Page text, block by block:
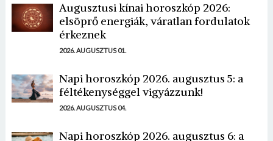
Augusztusi kínai horoszkóp 2026:
elsöprő energiák, váratlan fordulatok
érkeznek
2026. AUGUSZTUS 01.
Napi horoszkóp 2026. augusztus 5: a
féltékenységgel vigyázzunk!
2026. AUGUSZTUS 04.
Napi horoszkóp 2026. augusztus 6: a